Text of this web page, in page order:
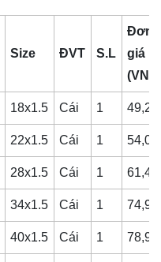
Size ĐVT S.L
Đơn
giá
18x1.5 Cái 1
22x1.5 Cái 1
28x1.5 Cái 1
34x1.5 Cái 1
40x1.5 Cái 1